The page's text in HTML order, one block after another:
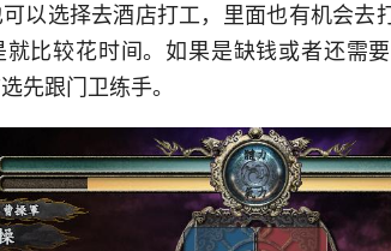
以选择去酒店打工，里面也有机会去
比较花时间。如果是缺钱或者还需
先跟门卫练手。